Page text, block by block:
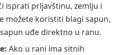
isprati prljavštinu, zemlju i
možete koristiti blagi sapun,
uđe direktno u ranu.
Ako u rani ima sitnih